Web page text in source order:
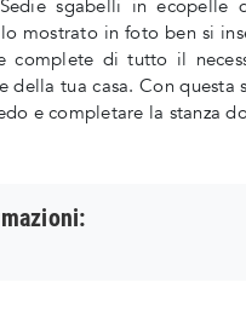
sgabelli in ecopelle
mostrato in foto ben si
complete di tutto il
della tua casa. Con
e completare la stanza